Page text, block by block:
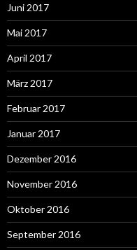
Juni 2017
Mai 2017
April 2017
März 2017
Februar 2017
Januar 2017
Dezember 2016
November 2016
Oktober 2016
September 2016